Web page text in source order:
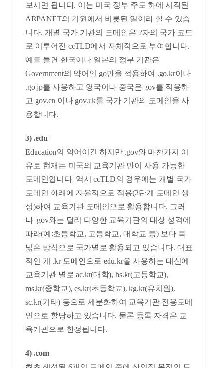
보시면 됩니다. 이는 미국 정부 주도 하에 시작된
ARPANET의 기원에서 비롯된 일이라 할 수 있습
니다. 개별 국가 기관의 도메인은 2자의 국가 코드
로 이루어진 ccTLD에서 자체적으로 부여합니다.
예를 들면 한국이나 일본의 정부 기관은
Government의 약어인 go만을 적용하여 .go.kr이나
.go.jp를 사용하고 영국이나 중국은 gov를 적용하
고 gov.cn 이나 gov.uk를 국가 기관의 도메인을 사
용합니다.
3) .edu
Education의 약어이긴 하지만 .gov와 마찬가지 이
유로 현재는 미국의 교육기관 만이 사용 가능한
도메인입니다. 역시 ccTLD의 경우에는 개별 국가
도메인 아래에 자율적으로 적용(2단계 도메인 생
성)하여 교육기관 도메인으로 활용합니다. 그러
나 .gov와는 달리 다양한 교육기관의 대상 성격에
따라(예:초등학교, 고등학교, 대학교 등) 보다 폭
넓은 방식으로 국가별로 활용되고 있습니다. 대표
적인 게 .kr 도메인으로 edu.kr을 사용하는 대신에
교육기관 별로 ac.kr(대학), hs.kr(고등학교),
ms.kr(중학교), es.kr(초등학교), kg.kr(유치원),
sc.kr(기타) 등으로 세분화하여 교육기관 전용도메
인으로 할당하고 있습니다. 물론 등록 자격은 교
육기관으로 한정됩니다.
4) .com